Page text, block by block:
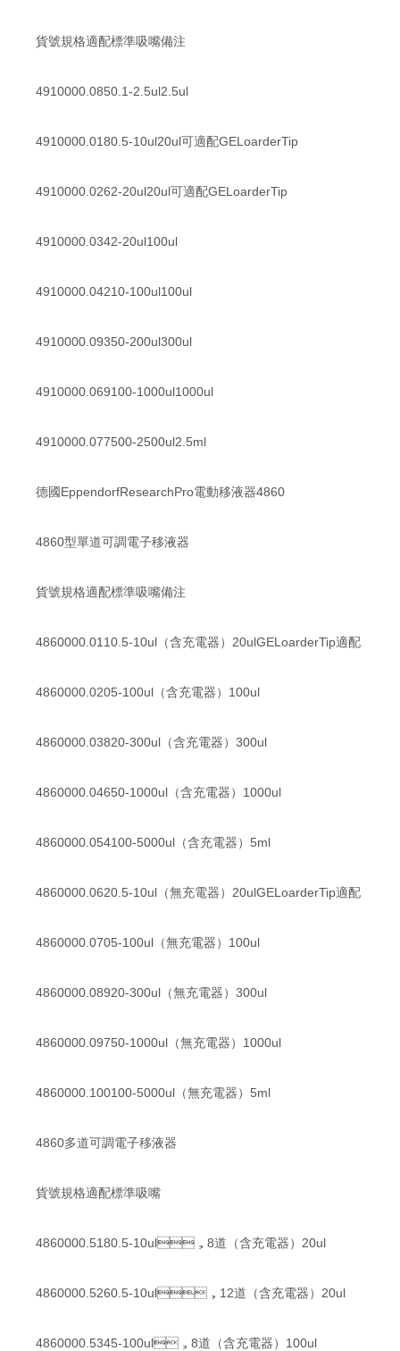
貨號規格適配標準吸嘴備注
4910000.0850.1-2.5ul2.5ul
4910000.0180.5-10ul20ul可適配GELoarderTip
4910000.0262-20ul20ul可適配GELoarderTip
4910000.0342-20ul100ul
4910000.04210-100ul100ul
4910000.09350-200ul300ul
4910000.069100-1000ul1000ul
4910000.077500-2500ul2.5ml
德國EppendorfResearchPro電動移液器4860
4860型單道可調電子移液器
貨號規格適配標準吸嘴備注
4860000.0110.5-10ul（含充電器）20ulGELoarderTip適配
4860000.0205-100ul（含充電器）100ul
4860000.03820-300ul（含充電器）300ul
4860000.04650-1000ul（含充電器）1000ul
4860000.054100-5000ul（含充電器）5ml
4860000.0620.5-10ul（無充電器）20ulGELoarderTip適配
4860000.0705-100ul（無充電器）100ul
4860000.08920-300ul（無充電器）300ul
4860000.09750-1000ul（無充電器）1000ul
4860000.100100-5000ul（無充電器）5ml
4860多道可調電子移液器
貨號規格適配標準吸嘴
4860000.5180.5-10ul，8道（含充電器）20ul
4860000.5260.5-10ul，12道（含充電器）20ul
4860000.5345-100ul，8道（含充電器）100ul